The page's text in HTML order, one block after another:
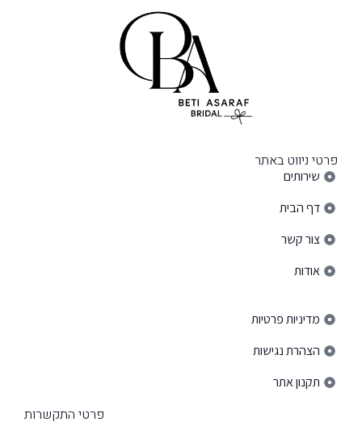
פרטי ניווט באתר
שירותים
דף הבית
צור קשר
אודות
מדיניות פרטיות
הצהרת נגישות
תקנון אתר
פרטי התקשרות